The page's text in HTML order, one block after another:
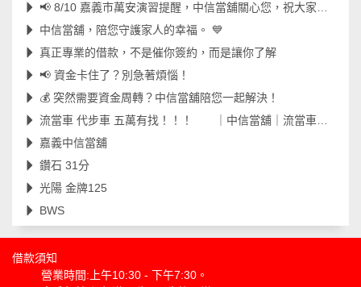
📢 8/10 嘉義市萬安演習提醒，中信當舖關心您，祝大家演習平安順利！
中信當舖，陪您守護家人的幸福。 💙
真正專業的借款，不是催你簽約，而是讓你了解
📢 資金卡住了？別急著煩惱！
💰 突然需要資金周轉？中信當舖陪您一起解決！
流當車 代步車 五萬有找！！！ ｜中信當舖｜流當車｜代步車｜工地車｜嘉義當舖｜
嘉義中信當舖
鑽石 31分
光陽 金牌125
BWS
借款須知
營業時間:上午10:30 - 下午7:30。